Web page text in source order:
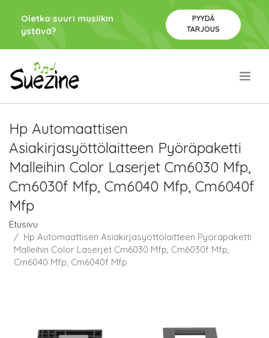
Oletko suuri musiikin
ystävä?
PYYDÄ
TARJOUS
Hp Automaattisen
Asiakirjasyöttölaitteen Pyöräpaketti
Malleihin Color Laserjet Cm6030 Mfp,
Cm6030f Mfp, Cm6040 Mfp, Cm6040f
Mfp
Etusivu
Hp Automaattisen Asiakirjasyöttölaitteen Pyöräpaketti
Malleihin Color Laserjet Cm6030 Mfp, Cm6030f Mfp,
Cm6040 Mfp, Cm6040f Mfp